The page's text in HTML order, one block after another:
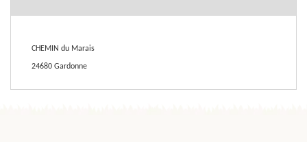
CHEMIN du Marais
24680 Gardonne